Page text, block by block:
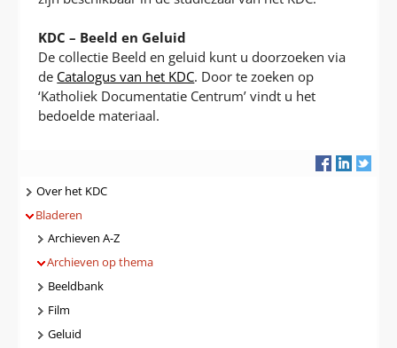
KDC – Beeld en Geluid
De collectie Beeld en geluid kunt u doorzoeken via
de Catalogus van het KDC. Door te zoeken op
‘Katholiek Documentatie Centrum’ vindt u het
bedoelde materiaal.
Navigatie
Over het KDC
Bladeren
Archieven A-Z
Archieven op thema
Beeldbank
Film
Geluid